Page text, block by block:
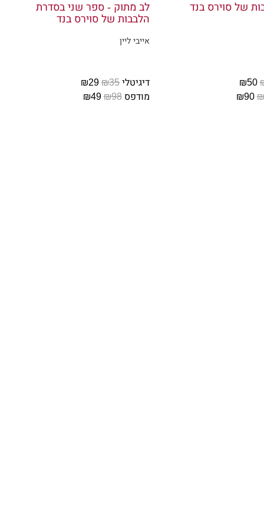
מאז לימודיה בתיכון, אבל,
הוא נדבק למנדי כמו מחלה.
של סוירס בנד
₪50
₪90
לב מתוק - ספר שני בסדרת
הלבבות של סוירס בנד
אייבי ליין
דיגיטלי₪35
₪29
מודפס ₪98
₪49